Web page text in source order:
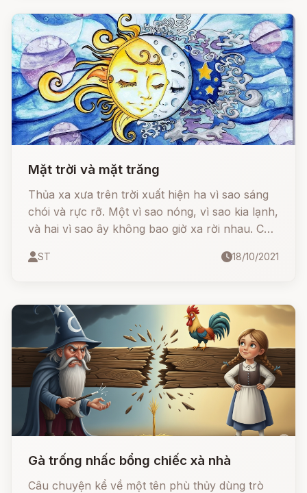
Mặt trời và mặt trăng
Thủa xa xưa trên trời xuất hiện ha vì sao sáng
chói và rực rỡ. Một vì sao nóng, vì sao kia lạnh,
và hai vì sao ây không bao giờ xa rời nhau. Còn
là Thái Dương. Cô gái rất thông minh và vô
ST 18/10/2021
Gà trống nhấc bổng chiếc xà nhà
Câu chuyện kể về một tên phù thủy dùng trò